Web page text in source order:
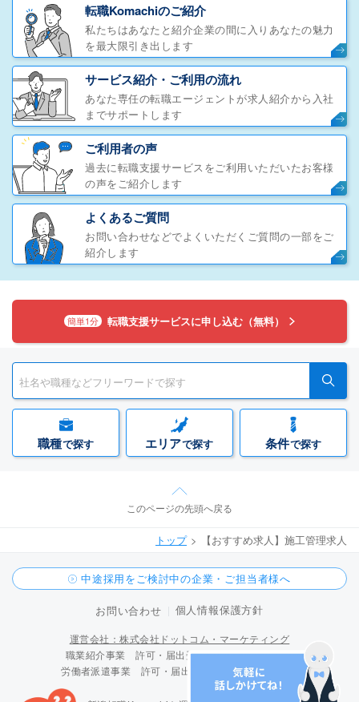
転職Komachiのご紹介
私たちはあなたと紹介企業の間に入りあなたの魅力
を最大限引き出します
サービス紹介・ご利用の流れ
あなた専任の転職エージェントが求人紹介から入社
までサポートします
ご利用者の声
過去に転職支援サービスをご利用いただいたお客様
の声をご紹介します
よくあるご質問
お問い合わせなどでよくいただくご質問の一部をご
紹介します
簡単1分 転職支援サービスに申し込む（無料）
職種で探す エリアで探す 条件で探す
このページの先頭へ戻る
トップ 【おすすめ求人】施工管理求人
中途採用をご検討中の企業・ご担当者様へ
お問い合わせ 個人情報保護方針
運営会社：株式会社ドットコム・マーケティング
職業紹介事業 許可・届出受理番号 15-ユ-300096
労働者派遣事業 許可・届出受理番号 派 15-300424